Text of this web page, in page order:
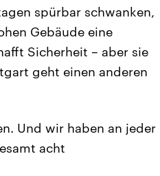
spürbar schwanken,
Gebäude eine
Sicherheit – aber sie
geht einen anderen
Und wir haben an jeder
acht